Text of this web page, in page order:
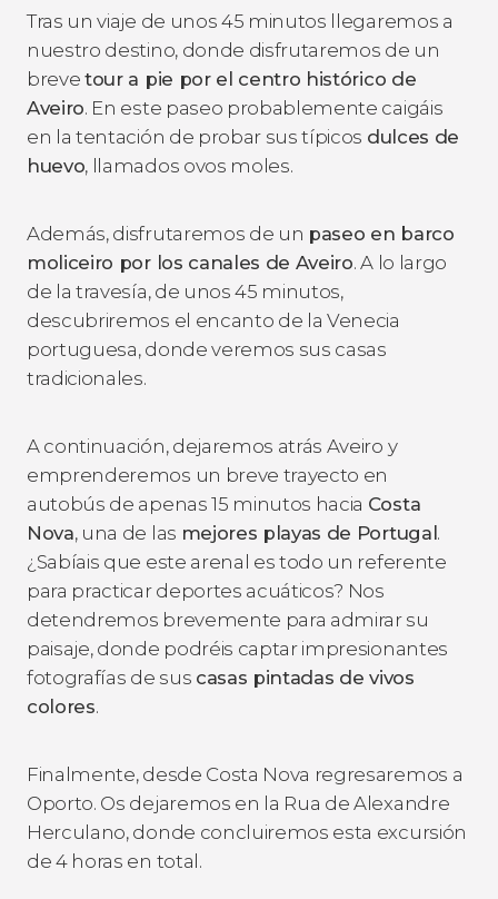
Tras un viaje de unos 45 minutos llegaremos a
nuestro destino, donde disfrutaremos de un
brevetour a pie por el centro histórico de
Aveiro. En este paseo probablemente caigáis
en la tentación de probar sus típicos dulces de
huevo, llamados ovos moles.
Además, disfrutaremos de un paseo en barco
moliceiro por los canales de Aveiro. A lo largo
de la travesía, de unos 45 minutos,
descubriremos el encanto de la Venecia
portuguesa, donde veremos sus casas
tradicionales.
A continuación, dejaremos atrás Aveiro y
emprenderemos un breve trayecto en
autobús de apenas 15 minutos hacia Costa
Nova, una de las mejores playas de Portugal.
¿Sabíais que este arenal es todo un referente
para practicar deportes acuáticos? Nos
detendremos brevemente para admirar su
paisaje, donde podréis captar impresionantes
fotografías de sus casas pintadas de vivos
colores.
Finalmente, desde Costa Nova regresaremos a
Oporto. Os dejaremos en la Rua de Alexandre
Herculano, donde concluiremos esta excursión
de 4 horas en total.